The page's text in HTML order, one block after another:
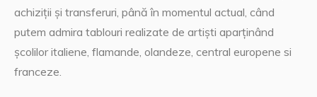
achiziții și transferuri, până în momentul actual, când
putem admira tablouri realizate de artiști aparținând
școlilor italiene, flamande, olandeze, central europene si
franceze.